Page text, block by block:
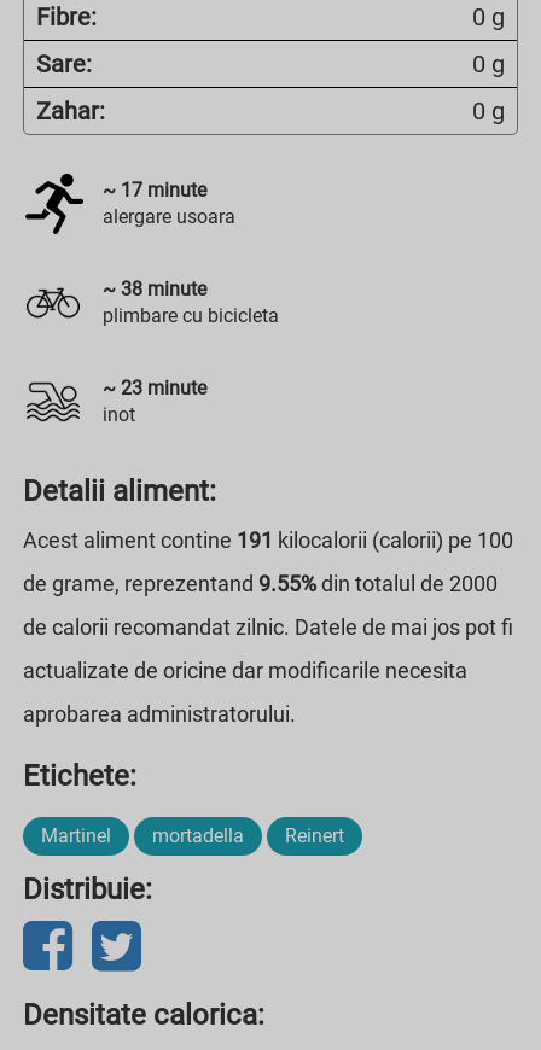
Fibre:
0 g
Sare:
0 g
Zahar:
0 g
~ 17 minute
alergare usoara
~ 38 minute
plimbare cu bicicleta
~ 23 minute
inot
Detalii aliment:
Acest aliment contine 191 kilocalorii (calorii) pe 100
de grame, reprezentand 9.55%din totalul de 2000
de calorii recomandat zilnic. Datele de mai jos pot fi
actualizate de oricine dar modificarile necesita
aprobarea administratorului.
Etichete:
Martinel mortadella Reinert
Distribuie:
Densitate calorica: